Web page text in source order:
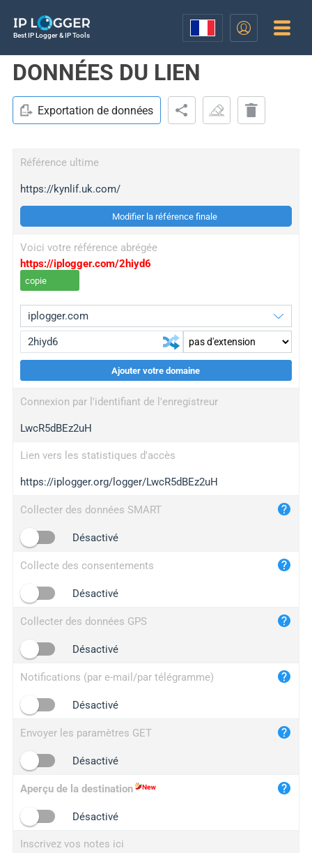
Best IP Logger & IP Tools
DONNÉES DU LIEN
Exportation de données
Référence ultime
https://kynlif.uk.com/
Modifier la référence finale
Voici votre référence abrégée
https://iplogger.com/2hiyd6
copie
wl.gl
ed.tc
iplogger.com
maper.info
2no.co
yip.su
iplogger.info
Ajouter votre domaine
Connexion par l'identifiant de l'enregistreur
LwcR5dBEz2uH
Lien vers les statistiques d'accès
https://iplogger.org/logger/LwcR5dBEz2uH
Collecter des données SMART
Désactivé
Collecte des consentements
Désactivé
Collecter des données GPS
Désactivé
Notifications (par e-mail/par télégramme)
Désactivé
Envoyer les paramètres GET
Désactivé
Aperçu de la destination
Désactivé
Inscrivez vos notes ici